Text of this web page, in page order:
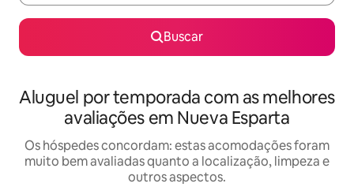
Buscar
Aluguel por temporada com as melhores
avaliações em Nueva Esparta
Os hóspedes concordam: estas acomodações foram
muito bem avaliadas quanto a localização, limpeza e
outros aspectos.